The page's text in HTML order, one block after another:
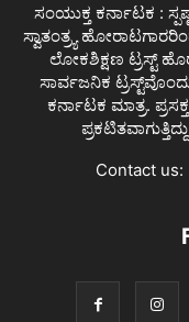
ಸಂಯುಕ್ತ ಕರ್ನಾಟಕ :
ಸ್ವಾತಂತ್ರ್ಯ
ಲೋಕಶಿಕ್ಷಣ ಟ್ರಸ್ಟ್
ಸಾರ್ವಜನಿಕ
ಕರ್ನಾಟಕ ಮಾತ್ರ.
Contact us: